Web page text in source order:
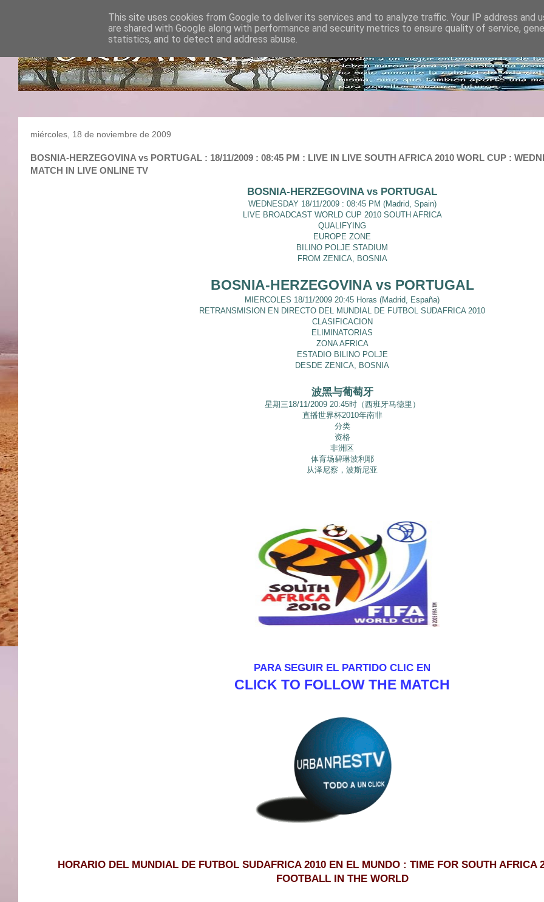
miércoles, 18 de noviembre de 2009
BOSNIA-HERZEGOVINA vs PORTUGAL : 18/11/2009 : 08:45 PM : LIVE IN LIVE SOUTH AFRICA 2010 WORL CUP :
MATCH IN LIVE ONLINE TV
BOSNIA-HERZEGOVINA vs PORTUGAL
WEDNESDAY 18/11/2009 : 08:45 PM (Madrid, Spain)
LIVE BROADCAST WORLD CUP 2010 SOUTH AFRICA
QUALIFYING
EUROPE ZONE
BILINO POLJE STADIUM
FROM ZENICA, BOSNIA
BOSNIA-HERZEGOVINA vs PORTUGAL
MIERCOLES 18/11/2009 20:45 Horas (Madrid, España)
RETRANSMISION EN DIRECTO DEL MUNDIAL DE FUTBOL SUDAFRICA 2010
CLASIFICACION
ELIMINATORIAS
ZONA AFRICA
ESTADIO BILINO POLJE
DESDE ZENICA, BOSNIA
波黑与葡萄牙
星期三18/11/2009 20:45时（西班牙马德里）
直播世界杯2010年南非
分类
资格
非洲区
体育场碧琳波利耶
从泽尼察，波斯尼亚
PARA SEGUIR EL PARTIDO CLIC EN
CLICK TO FOLLOW THE MATCH
HORARIO DEL MUNDIAL DE FUTBOL SUDAFRICA 2010 EN EL MUNDO : TIME FOR SOUTH AFRICA
FOOTBALL IN THE WORLD
This site uses cookies from Google to deliver its services and to analyze traffic. Your IP address and
are shared with Google along with performance and security metrics to ensure quality of service,
statistics, and to detect and address abuse.